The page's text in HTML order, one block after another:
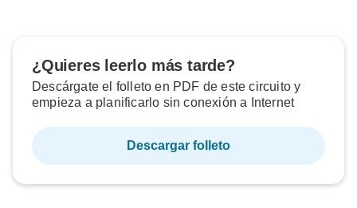
¿Quieres leerlo más tarde?
Descárgate el folleto en PDF de este circuito y
empieza a planificarlo sin conexión a Internet
Descargar folleto